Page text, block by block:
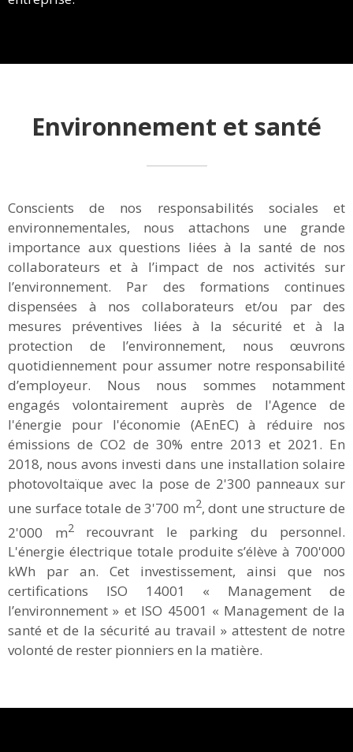
Environnement et santé
Conscients de nos responsabilités sociales et
environnementales, nous attachons une grande
importance aux questions liées à la santé de nos
collaborateurs et à l’impact de nos activités sur
l’environnement. Par des formations continues
dispensées à nos collaborateurs et/ou par des
mesures préventives liées à la sécurité et à la
protection de l’environnement, nous œuvrons
quotidiennement pour assumer notre responsabilité
d’employeur. Nous nous sommes notamment
engagés volontairement auprès de l'Agence de
l'énergie pour l'économie (AEnEC) à réduire nos
émissions de CO2 de 30% entre 2013 et 2021. En
2018, nous avons investi dans une installation solaire
photovoltaïque avec la pose de 2'300 panneaux sur
une surface totale de 3'700 m2, dont une structure de
2'000 m2recouvrant le parking du personnel.
L'énergie électrique totale produite s’élève à 700'000
kWh par an. Cet investissement, ainsi que nos
certifications ISO 14001 « Management de
l’environnement » et ISO 45001 « Management de la
santé et de la sécurité au travail » attestent de notre
volonté de rester pionniers en la matière.